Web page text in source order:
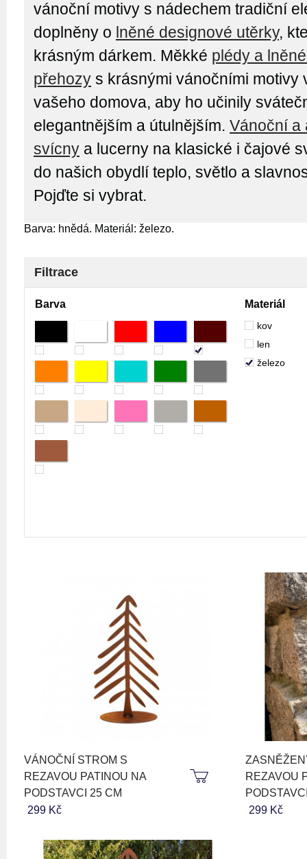
vánoční motivy s nádechem tradiční
doplněny o lněné designové utěrky,
krásným dárkem. Měkké plédy a
přehozy s krásnými vánočními motivy
vašeho domova, aby ho učinily
elegantnějším a útulnějším. Vánoční a
svícny a lucerny na klasické i čajové
do našich obydlí teplo, světlo a
Pojďte si vybrat.
Barva: hnědá. Materiál: železo.
Filtrace
Barva Materiál
kov
len
železo
VÁNOČNÍ STROM S
REZAVOU PATINOU NA
PODSTAVCI 25 CM
299 Kč
REZAVOU
299 Kč